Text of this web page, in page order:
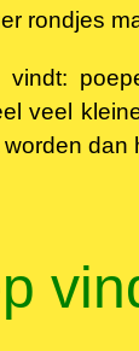
rondjes
veel
dan